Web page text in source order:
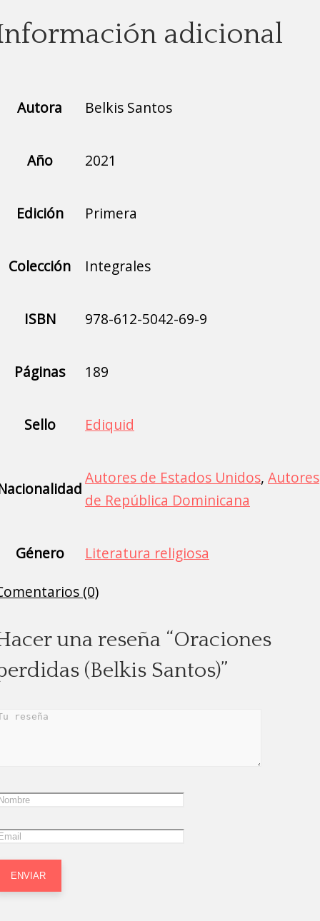
adicional
Autora Belkis Santos
Año 2021
Edición Primera
Colección Integrales
ISBN 978-612-5042-69-9
Páginas 189
Sello Ediquid
Autores de Estados Unidos, Autores
de República Dominicana
Género
Literatura religiosa
(0)
una reseña “Oraciones
(Belkis Santos)”